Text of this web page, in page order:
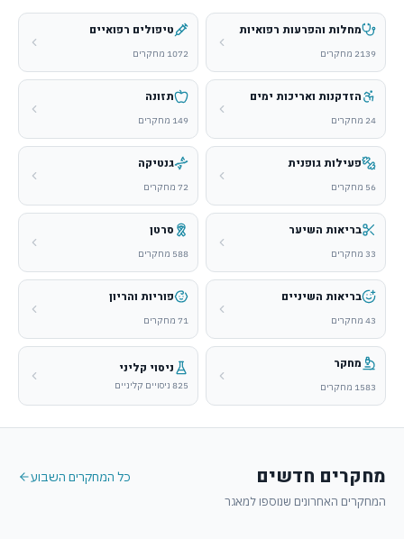
מחלות והפרעות רפואיות
2139 מחקרים
טיפולים רפואיים
1072 מחקרים
הזדקנות ואריכות ימים
24 מחקרים
תזונה
149 מחקרים
פעילות גופנית
56 מחקרים
גנטיקה
72 מחקרים
בריאות השיער
33 מחקרים
סרטן
588 מחקרים
בריאות השיניים
43 מחקרים
פוריות והריון
71 מחקרים
מחקר
1583 מחקרים
ניסוי קליני
825 ניסויים קליניים
מעקב אחרי תחומים שמעניינים אותך
משתמשים רשומים יכולים לשאול עד 5 שאלות ללא תשלום
מה המחקרים החדשים על סנוליטיקה?
שאלו את ה-AI על מחקרים רפואיים
הירשמו כדי לשאול את ה-AI
מחקרים חדשים כל המחקרים השבוע
המחקרים האחרונים שנוספו למאגר